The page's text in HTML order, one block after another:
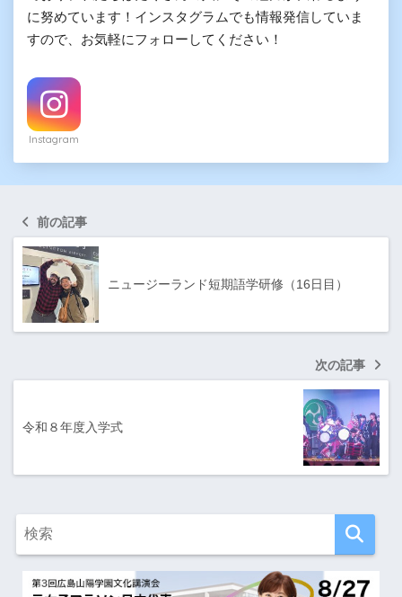
に努めています！インスタグラムでも情報発信していま
すので、お気軽にフォローしてください！
Instagram
前の記事
ニュージーランド短期語学研修（16日目）
次の記事
令和８年度入学式